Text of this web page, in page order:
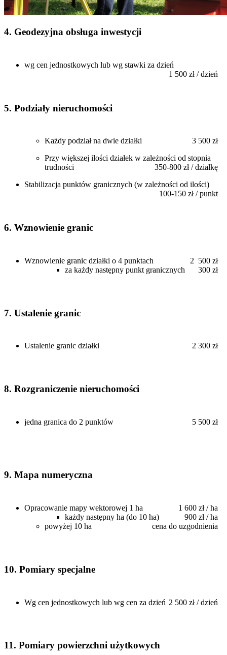
4. Geodezyjna obsługa inwestycji
wg cen jednostkowych lub wg stawki za dzień
1 500 zł / dzień
5. Podziały nieruchomości
Każdy podział na dwie działki
3 500 zł
Przy większej ilości działek w zależności od stopnia
trudności
350-800 zł / działkę
Stabilizacja punktów granicznych (w zależności od ilości)
100-150 zł / punkt
6. Wznowienie granic
Wznowienie granic działki o 4 punktach
2 500 zł
za każdy następny punkt granicznych
300 zł
7. Ustalenie granic
Ustalenie granic działki 2 300 zł
8. Rozgraniczenie nieruchomości
jedna granica do 2 punktów 5 500 zł
9. Mapa numeryczna
Opracowanie mapy wektorowej 1 ha
1 600 zł / ha
każdy następny ha (do 10 ha)
900 zł / ha
powyżej 10 ha
cena do uzgodnienia
10. Pomiary specjalne
Wg cen jednostkowych lub wg cen za dzień 2 500 zł / dzień
11. Pomiary powierzchni użytkowych